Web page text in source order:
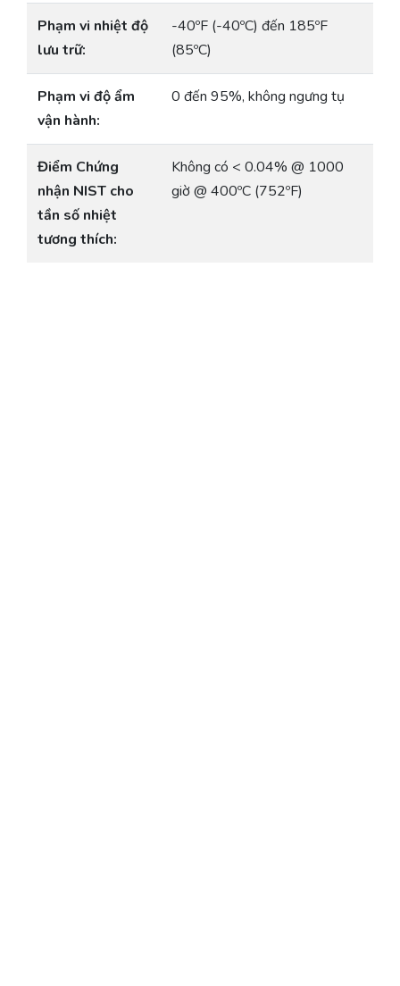
Phạm vi nhiệt độ
lưu trữ:
-40ºF (-40ºC) đến 185ºF
(85ºC)
Phạm vi độ ẩm
vận hành:
0 đến 95%, không ngưng tụ
Điểm Chứng
nhận NIST cho
tần số nhiệt
tương thích:
Không có < 0.04% @ 1000
giờ @ 400ºC (752ºF)